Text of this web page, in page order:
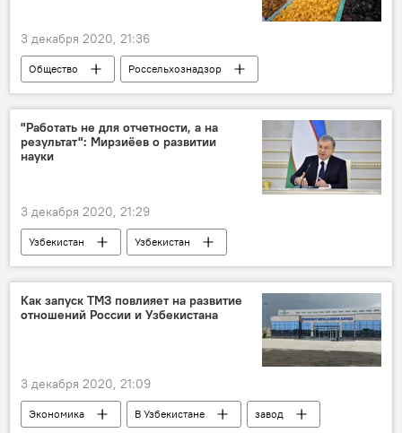
3 декабря 2020, 21:36
Общество
Россельхознадзор
Россельхознадзор
Россия
Узбекистан
Узбекистан
овощи
Сухофрукты
"Работать не для отчетности, а на
результат": Мирзиёев о развитии
науки
3 декабря 2020, 21:29
Узбекистан
Узбекистан
Шавкат Мирзиёев
Шавкат Мирзиёев
Политика
Как запуск ТМЗ повлияет на развитие
отношений России и Узбекистана
3 декабря 2020, 21:09
Экономика В Узбекистане
завод